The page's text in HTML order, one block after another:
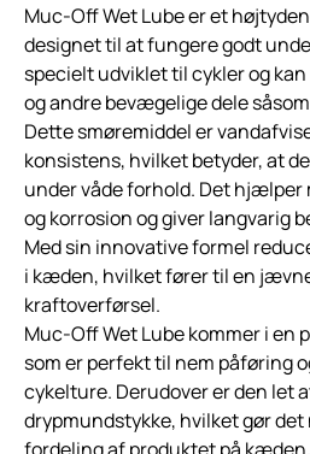
Muc-Off Wet Lube er et
designet til at fungere godt
specielt udviklet til cykler og
og andre bevægelige dele
Dette smøremiddel er
konsistens, hvilket betyder, at
under våde forhold. Det
og korrosion og giver langvarig
Med sin innovative formel
i kæden, hvilket fører til en
kraftoverførsel.
Muc-Off Wet Lube kommer i en
som er perfekt til nem påføring
cykelture. Derudover er den let
drypmundstykke, hvilket gør